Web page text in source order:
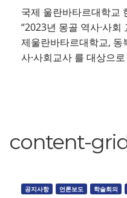
국제 울란바타르대학교
“2023년 몽골 역사·사
제울란바타르대학교, 동
사·사회교사 를 대상으
content-
공지사항 언론보도 학술회의